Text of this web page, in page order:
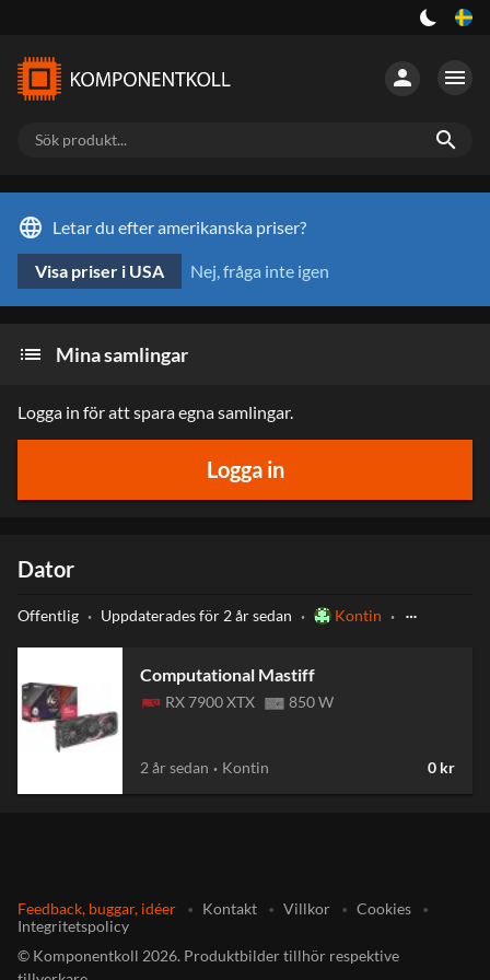
person menu
search
language Letar du efter amerikanska priser?
Nej, fråga inte igen
Visa priser i USA
list Mina samlingar
Logga in för att spara egna samlingar.
Logga in
Dator
Offentlig Uppdateradesför 2 år sedan Kontin more_horiz
Computational Mastiff
RX 7900 XTX 850 W
2 år sedan Kontin 0 kr
Feedback, buggar, idéer Kontakt Villkor
Cookies
Integritetspolicy
© Komponentkoll 2026. Produktbilder tillhör respektive